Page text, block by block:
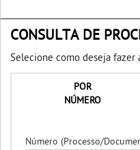
CONSULTA DE
Selecione como deseja fazer
POR
NÚMERO
Número (Processo/